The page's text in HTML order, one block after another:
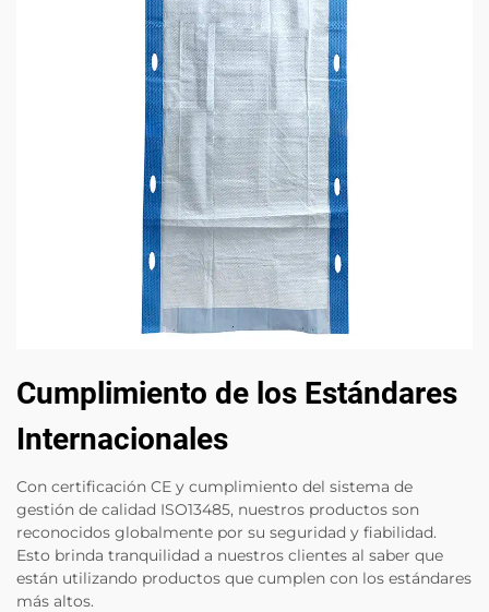
Cumplimiento de los Estándares
Internacionales
Con certificación CE y cumplimiento del sistema de
gestión de calidad ISO13485, nuestros productos son
reconocidos globalmente por su seguridad y fiabilidad.
Esto brinda tranquilidad a nuestros clientes al saber que
están utilizando productos que cumplen con los estándares
más altos.